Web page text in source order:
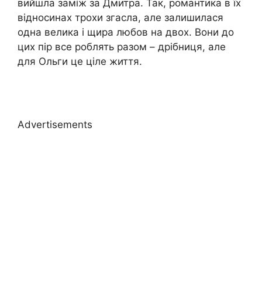
вийшла заміж за Дмитра. Так, романтика в їх
відносинах трохи згасла, але залишилася
одна велика і щира любов на двох. Вони до
цих пір все роблять разом – дрібниця, але
для Ольги це ціле життя.
Advertisements